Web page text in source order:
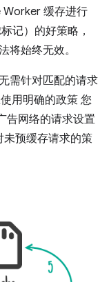
Worker 缓存进行
记）的好策略，
将始终无效。
需针对匹配的请求
用明确的政策 您
告网络的请求设置
未预缓存请求的策